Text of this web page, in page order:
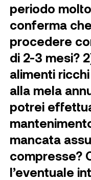
periodo
conferma
procedere
di 2-3 mesi?
alimenti
alla mela
potrei
mancata
compresse?
l’eventuale